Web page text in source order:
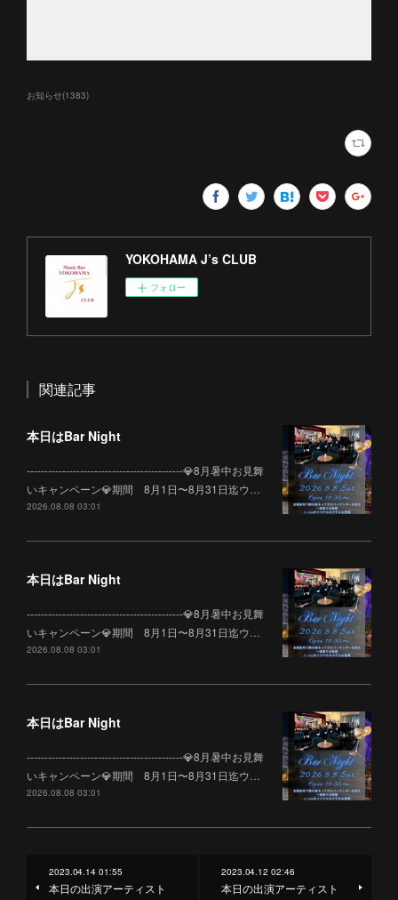
お知らせ(1383)
YOKOHAMA J’s CLUB
フォロー
関連記事
本日はBar Night
--------------------------------------------💎8月暑中お見舞
いキャンペーン💎期間 8月1日〜8月31日迄ウ…
2026.08.08 03:01
本日はBar Night
--------------------------------------------💎8月暑中お見舞
いキャンペーン💎期間 8月1日〜8月31日迄ウ…
2026.08.08 03:01
本日はBar Night
--------------------------------------------💎8月暑中お見舞
いキャンペーン💎期間 8月1日〜8月31日迄ウ…
2026.08.08 03:01
2023.04.14 01:55
本日の出演アーティスト
2023.04.12 02:46
本日の出演アーティスト